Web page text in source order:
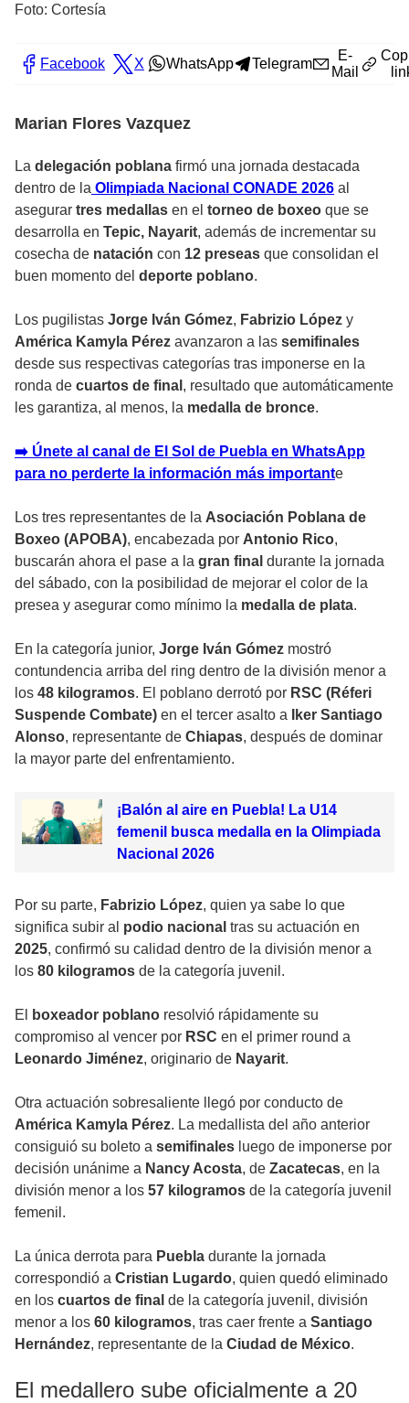
Foto: Cortesía
Facebook X WhatsApp Telegram
E-
Mail
Marian Flores Vazquez
La delegación poblana firmó una jornada destacada
dentro de la Olimpiada Nacional CONADE 2026 al
asegurar tres medallas en el torneo de boxeo que se
desarrolla en Tepic, Nayarit, además de incrementar su
cosecha de natación con 12 preseas que consolidan el
buen momento del deporte poblano.
Los pugilistas Jorge Iván Gómez, Fabrizio López y
América Kamyla Pérez avanzaron a las semifinales
desde sus respectivas categorías tras imponerse en la
ronda de cuartos de final , resultado que automáticamente
les garantiza, al menos, la medalla de bronce.
➡️ Únete al canal de El Sol de Puebla en WhatsApp
para no perderte la información más importante
Los tres representantes de la Asociación Poblana de
Boxeo (APOBA), encabezada por Antonio Rico,
buscarán ahora el pase a la gran final durante la jornada
del sábado, con la posibilidad de mejorar el color de la
presea y asegurar como mínimo la medalla de plata.
En la categoría junior, Jorge Iván Gómez mostró
contundencia arriba del ring dentro de la división menor a
los 48 kilogramos. El poblano derrotó por RSC (Réferi
Suspende Combate) en el tercer asalto a
Iker Santiago
Alonso, representante de Chiapas, después de dominar
la mayor parte del enfrentamiento.
¡Balón al aire en Puebla! La U14
femenil busca medalla en la Olimpiada
Nacional 2026
Por su parte, Fabrizio López, quien ya sabe lo que
significa subir al podio nacional tras su actuación en
2025, confirmó su calidad dentro de la división menor a
los 80 kilogramos de la categoría juvenil.
El boxeador poblano resolvió rápidamente su
compromiso al vencer por RSC en el primer round a
Leonardo Jiménez, originario de Nayarit.
Otra actuación sobresaliente llegó por conducto de
América Kamyla Pérez. La medallista del año anterior
consiguió su boleto a semifinales luego de imponerse por
decisión unánime a Nancy Acosta, de Zacatecas, en la
división menor a los 57 kilogramos de la categoría juvenil
femenil.
La única derrota para Puebla durante la jornada
correspondió a Cristian Lugardo, quien quedó eliminado
en los cuartos de final de la categoría juvenil, división
menor a los 60 kilogramos, tras caer frente a Santiago
Hernández, representante de la Ciudad de México.
El medallero sube oficialmente a 20